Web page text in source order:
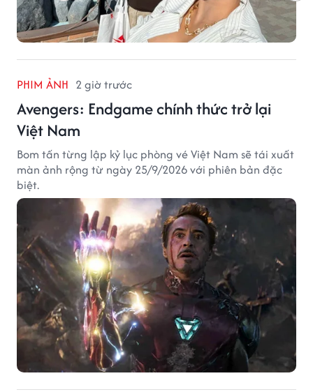
PHIM ẢNH 2 giờ trước
Avengers: Endgame chính thức trở lại
Việt Nam
Bom tấn từng lập kỷ lục phòng vé Việt Nam sẽ tái xuất
màn ảnh rộng từ ngày 25/9/2026 với phiên bản đặc
biệt.